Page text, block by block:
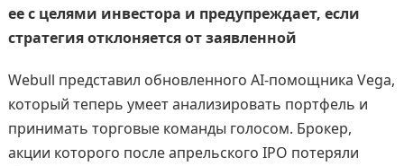
ее с целями инвестора и предупреждает, если
стратегия отклоняется от заявленной
Webull представил обновленного AI-помощника Vega,
который теперь умеет анализировать портфель и
принимать торговые команды голосом. Брокер,
акции которого после апрельского IPO потеряли